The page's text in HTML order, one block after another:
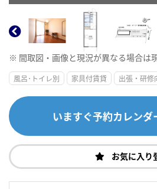
※ 間取図・画像と現況が異なる場合は
風呂･トイレ別 家具付賃貸 出張・研修
いますぐ予約カレンダ
お気に入り